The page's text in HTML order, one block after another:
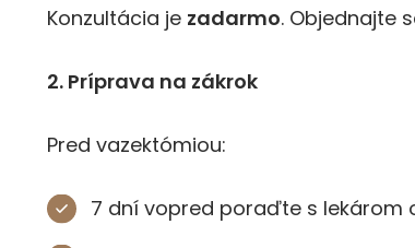
Konzultácia je zadarmo. Objednajte
2. Príprava na zákrok
Pred vazektómiou:
7 dní vopred poraďte s lekárom